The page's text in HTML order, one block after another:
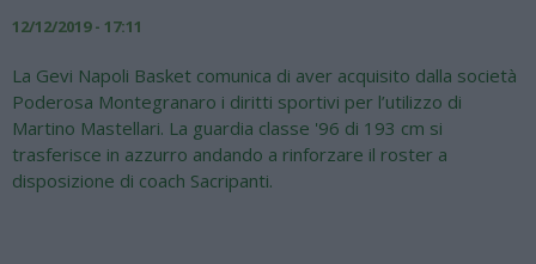
12/12/2019 - 17:11
La Gevi Napoli Basket comunica di aver acquisito dalla società
Poderosa Montegranaro i diritti sportivi per l’utilizzo di
Martino Mastellari. La guardia classe '96 di 193 cm si
trasferisce in azzurro andando a rinforzare il roster a
disposizione di coach Sacripanti.